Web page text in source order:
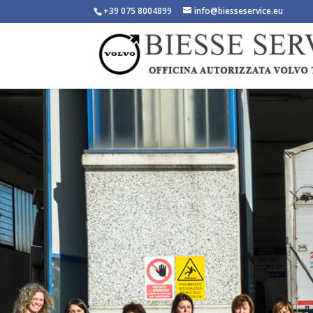
+39 075 8004899 info@biesseservice.eu